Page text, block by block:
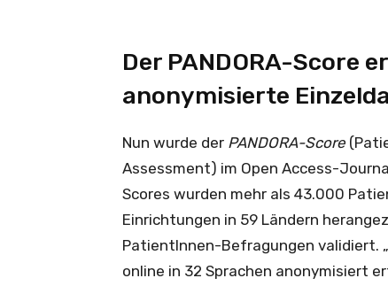
Der PANDORA-Score
anonymisierte
Nun wurde der PANDORA-Score
Assessment) im Open Access-
Scores wurden mehr als 43.000
Einrichtungen in 59 Ländern
PatientInnen-Befragungen validiert.
online in 32 Sprachen anonymisiert